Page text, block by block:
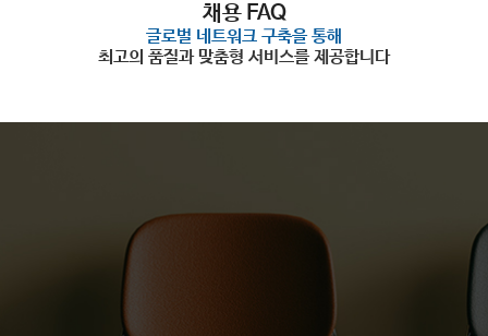
투자정보
ESG
인재경영
홍보센터
복리후생
채용절차
채용FAQ
채용 FAQ
글로벌 네트워크 구축을 통해
최고의 품질과 맞춤형 서비스를 제공합니다